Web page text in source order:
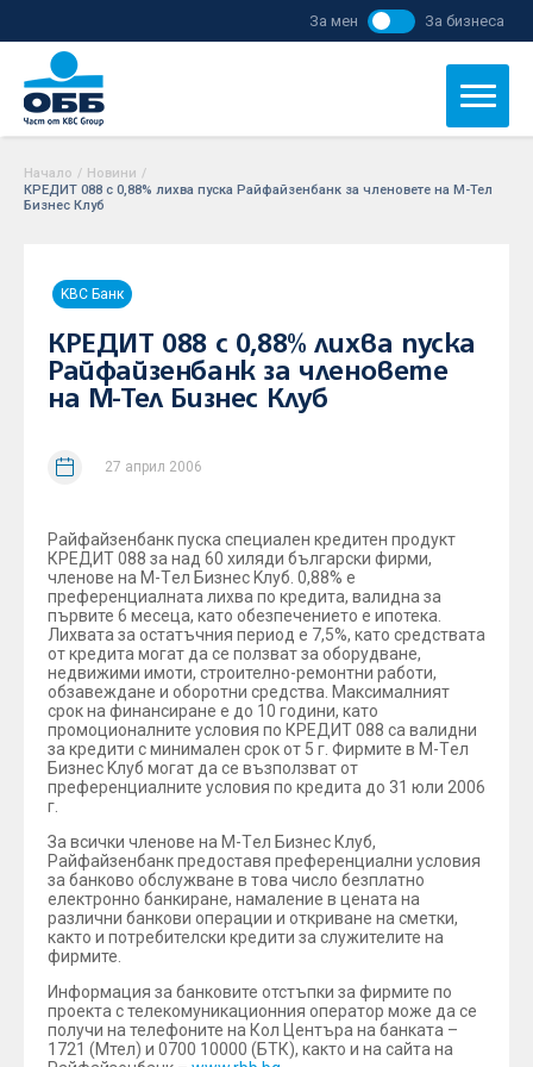
За мен За бизнеса
Начало / Новини /
КРЕДИТ 088 с 0,88% лихва пуска Райфайзенбанк за членовете на М-Тел
Бизнес Клуб
KBC Банк
КРЕДИТ 088 с 0,88% лихва пуска
Райфайзенбанк за членовете
на М-Тел Бизнес Клуб
27 април 2006
Райфайзенбанк пуска специален кредитен продукт
КРЕДИТ 088 за над 60 хиляди български фирми,
членове на М-Tел Бизнес Kлуб. 0,88% е
преференциалната лихва по кредита, валидна за
първите 6 месеца, като обезпечението е ипотека.
Лихвата за остатъчния период е 7,5%, като средствата
от кредита могат да се ползват за оборудване,
недвижими имоти, строително-ремонтни работи,
обзавеждане и оборотни средства. Максималният
срок на финансиране е до 10 години, като
промоционалните условия по КРЕДИТ 088 са валидни
за кредити с минимален срок от 5 г. Фирмите в М-Tел
Бизнес Kлуб могат да се възползват от
преференциалните условия по кредита до 31 юли 2006
г.
За всички членове на М-Tел Бизнес Клуб,
Райфайзенбанк предоставя преференциални условия
за банково обслужване в това число безплатно
електронно банкиране, намаление в цената на
различни банкови операции и откриване на сметки,
както и потребителски кредити за служителите на
фирмите.
Информация за банковите отстъпки за фирмите по
проекта с телекомуникационния оператор може да се
получи на телефоните на Кол Центъра на банката –
1721 (Мтел) и 0700 10000 (БТК), както и на сайта на